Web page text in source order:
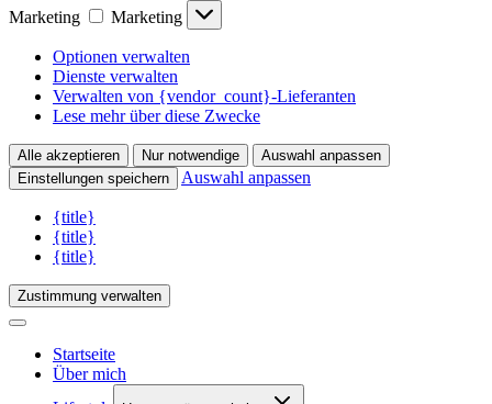
Marketing
Marketing
Optionen verwalten
Dienste verwalten
Verwalten von {vendor_count}-Lieferanten
Lese mehr über diese Zwecke
Alle akzeptieren Nur notwendige
Auswahl anpassen
Einstellungen speichern
Auswahl anpassen
{title}
{title}
{title}
Zustimmung verwalten
Startseite
Über mich